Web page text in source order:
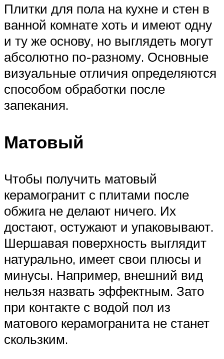
Плитки для пола на кухне и стен в
ванной комнате хоть и имеют одну
и ту же основу, но выглядеть могут
абсолютно по-разному. Основные
визуальные отличия определяются
способом обработки после
запекания.
Матовый
Чтобы получить матовый
керамогранит с плитами после
обжига не делают ничего. Их
достают, остужают и упаковывают.
Шершавая поверхность выглядит
натурально, имеет свои плюсы и
минусы. Например, внешний вид
нельзя назвать эффектным. Зато
при контакте с водой пол из
матового керамогранита не станет
скользким.